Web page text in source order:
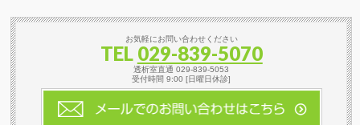
お気軽にお問い合わせください
TEL 029-839-5070
透析室直通 029-839-5053
受付時間 9:00 [日曜日休診]